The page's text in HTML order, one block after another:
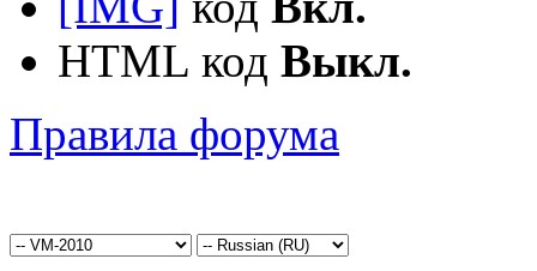
HTML код Выкл.
Правила форума